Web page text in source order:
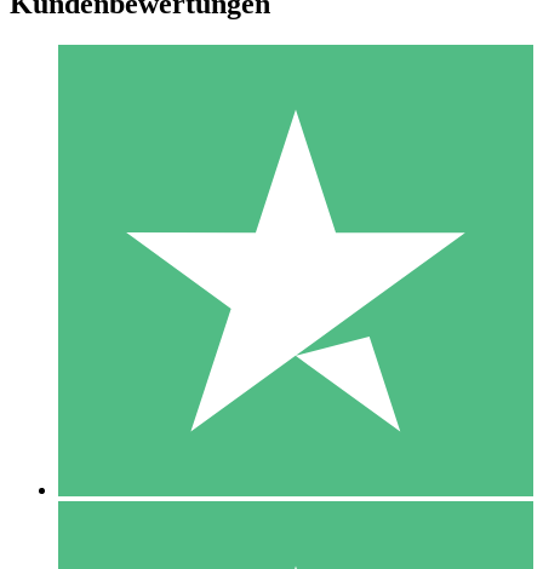
Individuelle Credit-Pakete
Zahlen Sie nach Bedarf mit Download-Credits. Keine
monatliche Verpflichtung erforderlich.
10 00